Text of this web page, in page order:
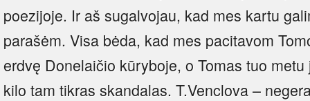
poezijoje. Ir aš sugalvojau, kad mes kartu
parašėm. Visa bėda, kad mes pacitavom
erdvę Donelaičio kūryboje, o Tomas tuo
kilo tam tikras skandalas. T.Venclova –